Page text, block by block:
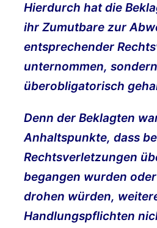
Hierdurch hat die
ihr Zumutbare zur
entsprechender
unternommen,
überobligatorisch
Denn der Beklagten
Anhaltspunkte, dass
Rechtsverletzungen
begangen wurden
drohen würden,
Handlungspflichten